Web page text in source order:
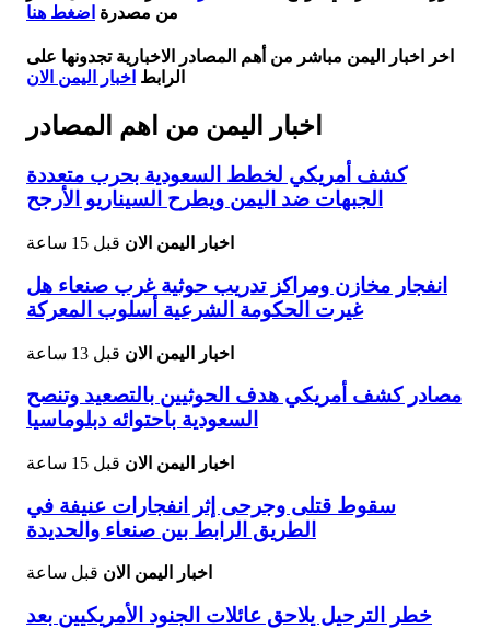
من مصدرة اضغط هنا
اخر اخبار اليمن مباشر من أهم المصادر الاخبارية تجدونها على
الرابط اخبار اليمن الان
اخبار اليمن من اهم المصادر
كشف أمريكي لخطط السعودية بحرب متعددة
الجبهات ضد اليمن ويطرح السيناريو الأرجح
اخبار اليمن الان قبل 15 ساعة
انفجار مخازن ومراكز تدريب حوثية غرب صنعاء هل
غيرت الحكومة الشرعية أسلوب المعركة
اخبار اليمن الان قبل 13 ساعة
مصادر كشف أمريكي هدف الحوثيين بالتصعيد وتنصح
السعودية باحتوائه دبلوماسيا
اخبار اليمن الان قبل 15 ساعة
سقوط قتلى وجرحى إثر انفجارات عنيفة في
الطريق الرابط بين صنعاء والحديدة
اخبار اليمن الان قبل ساعة
خطر الترحيل يلاحق عائلات الجنود الأمريكيين بعد